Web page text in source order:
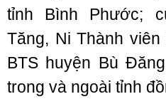
tỉnh Bình Phước;
Tăng, Ni Thành
BTS huyện Bù
trong và ngoài tỉnh